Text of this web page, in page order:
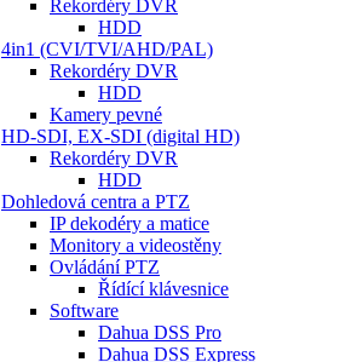
Rekordéry DVR
HDD
4in1 (CVI/TVI/AHD/PAL)
Rekordéry DVR
HDD
Kamery pevné
HD-SDI, EX-SDI (digital HD)
Rekordéry DVR
HDD
Dohledová centra a PTZ
IP dekodéry a matice
Monitory a videostěny
Ovládání PTZ
Řídící klávesnice
Software
Dahua DSS Pro
Dahua DSS Express